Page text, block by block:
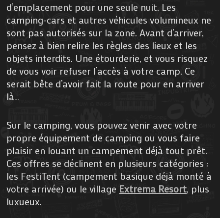
d’emplacement pour une seule nuit. Les
camping-cars et autres véhicules volumineux ne
sont pas autorisés sur la zone. Avant d’arriver,
pensez à bien relire les règles des lieux et les
objets interdits. Une étourderie, et vous risquez
de vous voir refuser l’accès à votre camp. Ce
serait bête d’avoir fait la route pour en arriver
là…
Sur le camping, vous pouvez venir avec votre
propre équipement de camping ou vous faire
plaisir en louant un campement déjà tout prêt.
Ces offres se déclinent en plusieurs catégories :
les FestiTent (campement basique déjà monté à
votre arrivée) ou le village Extrema Resort, plus
luxueux.